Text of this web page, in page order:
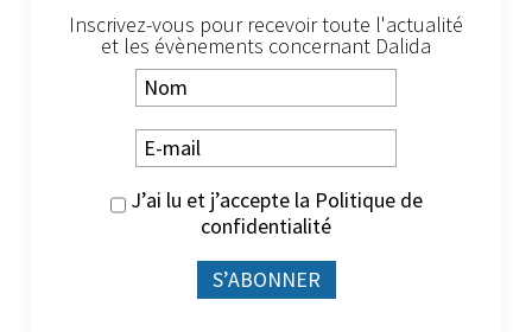
Inscrivez-vous pour recevoir toute l'actualité
et les évènements concernant Dalida
J’ai lu et j’accepte la Politique de
confidentialité